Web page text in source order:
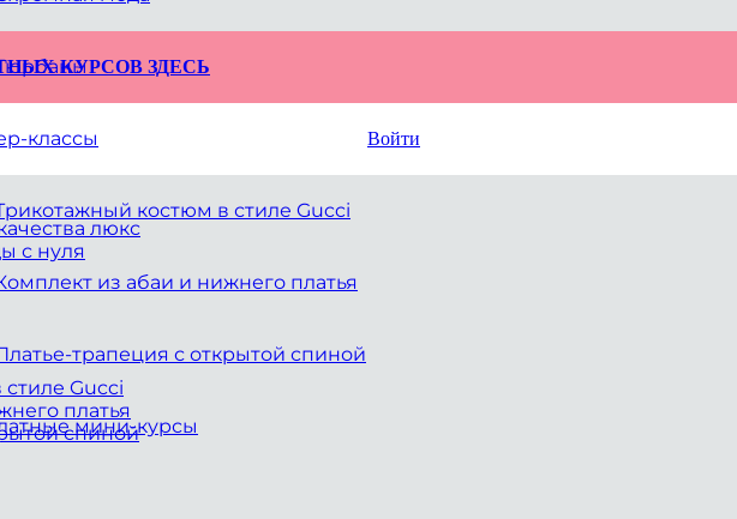
КУРСОВ ЗДЕСЬ
классы
костюм в стиле Gucci
из абаи и нижнего платья
трапеция с открытой спиной
мини-курсы
Войти
люкс
с нуля
Gucci
платья
спиной